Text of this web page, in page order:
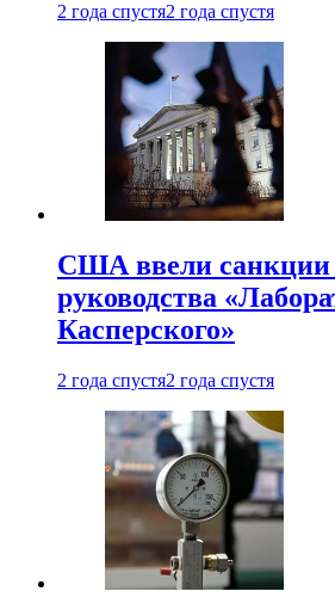
2 года спустя2 года спустя
США ввели санкции
руководства
Касперского»
2 года спустя2 года спустя